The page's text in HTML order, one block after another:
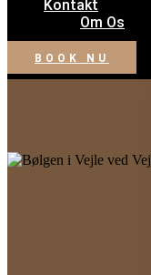
Kontakt
Om Os
BOOK NU